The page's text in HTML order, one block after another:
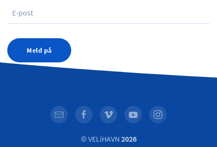
Meld på
© VELiHAVN 2026